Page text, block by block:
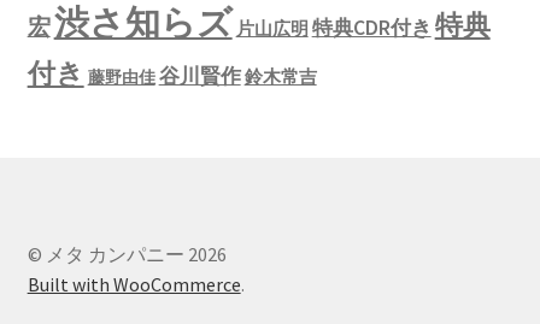
宏渋さ知らズ 片山広明 特典CDR付き 特典
付き 藤野由佳谷川賢作鈴木常吉
© メタ カンパニー 2026
Built with WooCommerce.